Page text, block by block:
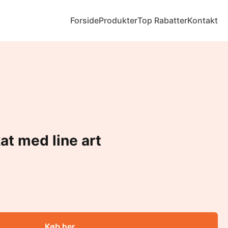
ForsideProdukterTop RabatterKontakt
med line art